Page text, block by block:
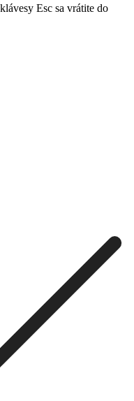
Esc sa vrátite do